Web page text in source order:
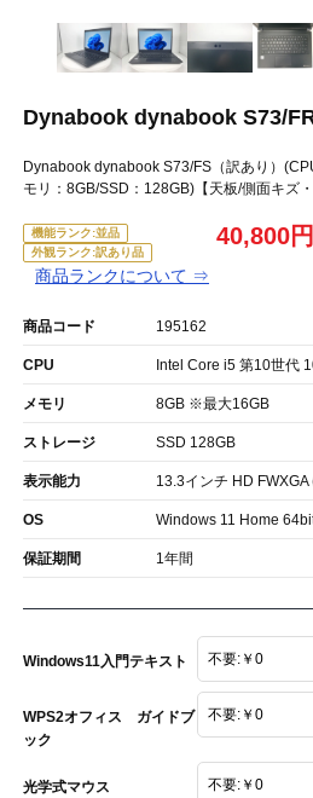
Dynabook dynabook S73/FR
Dynabook dynabook S73/FS（訳あり）
モリ：8GB/SSD：128GB)【天板/側面キズ
機能ランク:並品
外観ランク:訳あり品
商品ランクについて ⇒
40,800円
商品コード 195162
CPU Intel Core i5 第10世代
メモリ 8GB ※最大16GB
ストレージ SSD 128GB
表示能力 13.3インチ HD
OS Windows 11 Home
保証期間 1年間
Windows11入門テキスト
WPS2オフィス ガイドブ
ック
光学式マウス